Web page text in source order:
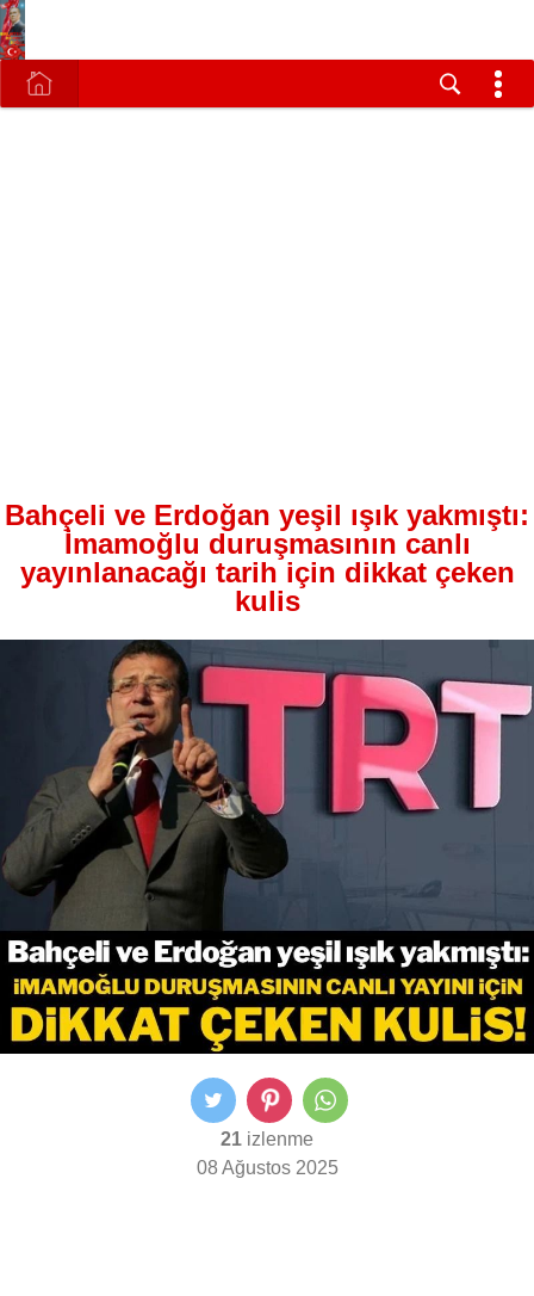
Bahçeli ve Erdoğan yeşil ışık yakmıştı:
İmamoğlu duruşmasının canlı
yayınlanacağı tarih için dikkat çeken
kulis
21 izlenme
08 Ağustos 2025